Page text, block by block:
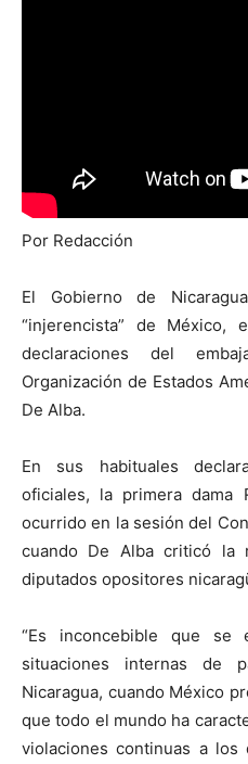
Por Redacción
El Gobierno de
“injerencista” de México,
declaraciones del
Organización de Estados
De Alba.
En sus habituales
oficiales, la primera dama
ocurrido en la sesión del
cuando De Alba criticó la
diputados opositores
“Es inconcebible que se
situaciones internas de
Nicaragua, cuando México
que todo el mundo ha
violaciones continuas a los